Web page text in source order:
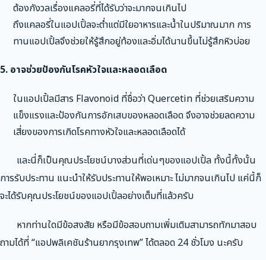
ต้องกังวลเรื่องแคลอรี่ที่ได้รับว่าจะมากจนเกินไป
ถึงแคลอรี่ในแอปเปิ้ลจะต่ำแต่มีใยอาหารและน้ำในปริมาณมาก การ
ทานแอปเปิ้ลจึงช่วยให้รู้สึกอยู่ท้องและอิ่มได้นานขึ้นไม่รู้สึกหิวบ่อย
5. อาจช่วยป้องกันโรคหัวใจและหลอดเลือด
ในแอปเปิ้ลมีสาร Flavonoid ที่ชื่อว่า Quercetin ที่ช่วยเสริมความ
แข็งแรงและป้องกันการอักเสบของหลอดเลือด จึงอาจช่วยลดความ
เสี่ยงของการเกิดโรคทางหัวใจและหลอดเลือดได้
และนี่ก็เป็นคุณประโยชน์บางส่วนที่เด่นๆของแอปเปิ้ล ทั้งนี้ทั้งนั้น
การรับประทาน แนะนำให้รับประทานให้พอเหมาะ ไม่มากจนเกินไป แค่นี้ก็
จะได้รับคุณประโยชน์ของแอปเปิ้ลอย่างเต็มที่แล้วครับ
หากท่านใดมีข้อสงสัย หรือมีข้อสอบถามเพิ่มเติมสามารถทักมาสอบ
ถามได้ที่ “แอปพลิเคชันร้านยากรุงเทพ” ได้ตลอด 24 ชั่วโมง นะครับ